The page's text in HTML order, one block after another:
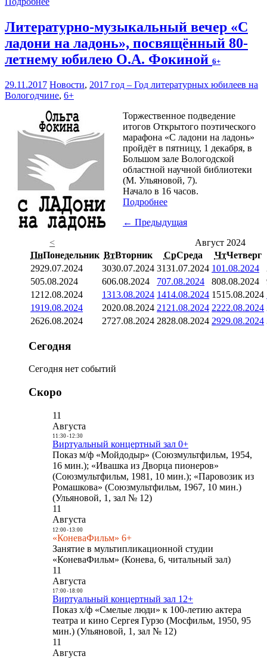
Литературно-музыкальный вечер «С
ладони на ладонь», посвящённый 80-
летнему юбилею О.А. Фокиной 6+
29.11.2017 Новости, 2017 год – Год литературных юбилеев на
Вологодчине, 6+
Торжественное подведение
итогов Открытого поэтического
марафона «С ладони на ладонь»
пройдёт в пятницу, 1 декабря, в
Большом зале Вологодской
областной научной библиотеки
(М. Ульяновой, 7).
Начало в 16 часов.
Подробнее
← Предыдущая
<
Август 2024
ПнПонедельник ВтВторник СрСреда ЧтЧетверг
2929.07.2024 3030.07.2024 3131.07.2024 101.08.2024
505.08.2024 606.08.2024 707.08.2024 808.08.2024
1212.08.2024 1313.08.2024 1414.08.2024 1515.08.2024
1919.08.2024 2020.08.2024 21 21.08.2024 2222.08.2024
2626.08.2024 2727.08.2024 2828.08.2024 2929.08.2024
Сегодня
Сегодня нет событий
Скоро
11
Августа
11:30- 12:30
Виртуальный концертный зал 0+
Показ м/ф «Мойдодыр» (Союзмультфильм, 1954,
16 мин.); «Ивашка из Дворца пионеров»
(Союзмультфильм, 1981, 10 мин.); «Паровозик из
Ромашкова» (Союзмультфильм, 1967, 10 мин.)
(Ульяновой, 1, зал № 12)
11
Августа
12:00- 13:00
«КоневаФильм» 6+
Занятие в мультипликационной студии
«КоневаФильм» (Конева, 6, читальный зал)
11
Августа
17:00- 18:00
Виртуальный концертный зал 12+
Показ х/ф «Смелые люди» к 100-летию актера
театра и кино Сергея Гурзо (Мосфильм, 1950, 95
мин.) (Ульяновой, 1, зал № 12)
11
Августа